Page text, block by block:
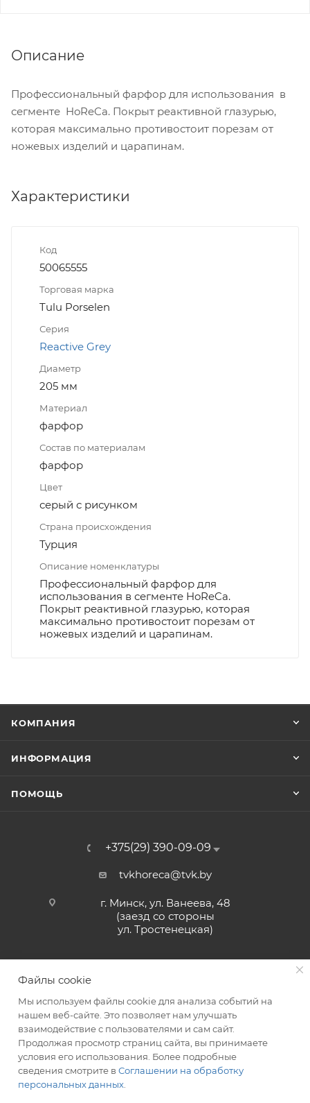
Описание
Профессиональный фарфор для использования в
сегменте HoReCa. Покрыт реактивной глазурью,
которая максимально противостоит порезам от
ножевых изделий и царапинам.
Характеристики
Код
50065555
Торговая марка
Tulu Porselen
Серия
Reactive Grey
Диаметр
205 мм
Материал
фарфор
Состав по материалам
фарфор
Цвет
серый с рисунком
Страна происхождения
Турция
Описание номенклатуры
Профессиональный фарфор для
использования в сегменте HoReCa.
Покрыт реактивной глазурью, которая
максимально противостоит порезам от
ножевых изделий и царапинам.
КОМПАНИЯ
ИНФОРМАЦИЯ
ПОМОЩЬ
+375(29) 390-09-09
tvkhoreca@tvk.by
г. Минск, ул. Ванеева, 48
(заезд со стороны
ул. Тростенецкая)
2026 © ЗАО «ТВК»
Файлы cookie
Мы используем файлы cookie для анализа событий на
нашем веб-сайте. Это позволяет нам улучшать
взаимодействие с пользователями и сам сайт.
Продолжая просмотр страниц сайта, вы принимаете
условия его использования. Более подробные
сведения смотрите в Соглашении на обработку
персональных данных